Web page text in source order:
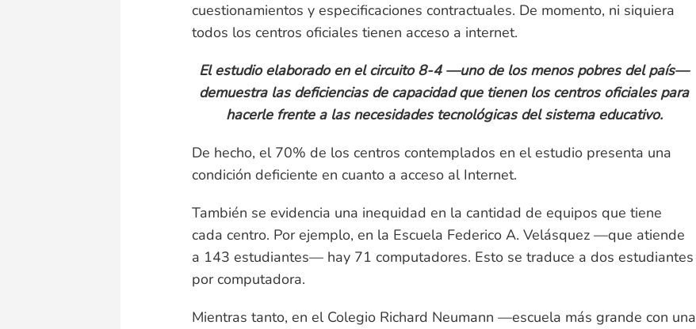
cuestionamientos y especificaciones contractuales. De momento, ni siquiera
todos los centros oficiales tienen acceso a internet.
El estudio elaborado en el circuito 8-4 —uno de los menos pobres del país—
demuestra las deficiencias de capacidad que tienen los centros oficiales para
hacerle frente a las necesidades tecnológicas del sistema educativo.
De hecho, el 70% de los centros contemplados en el estudio presenta una
condición deficiente en cuanto a acceso al Internet.
También se evidencia una inequidad en la cantidad de equipos que tiene
cada centro. Por ejemplo, en la Escuela Federico A. Velásquez —que atiende
a 143 estudiantes— hay 71 computadores. Esto se traduce a dos estudiantes
por computadora.
Mientras tanto, en el Colegio Richard Neumann —escuela más grande con una